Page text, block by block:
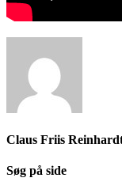
Claus Friis
Søg på side